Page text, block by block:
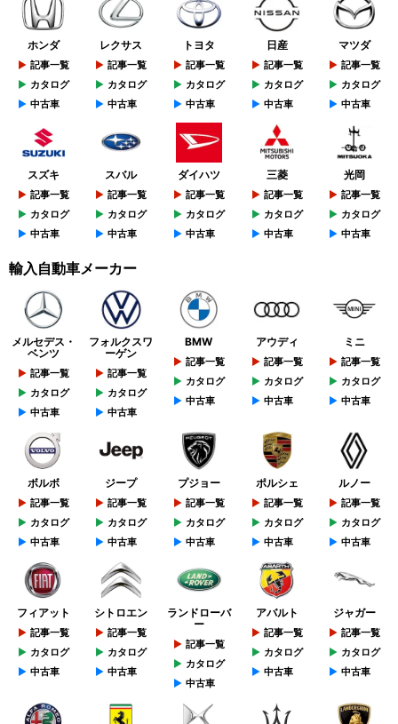
ホンダ
記事一覧
カタログ
中古車
レクサス
記事一覧
カタログ
中古車
トヨタ
記事一覧
カタログ
中古車
日産
記事一覧
カタログ
中古車
マツダ
記事一覧
カタログ
中古車
スズキ
記事一覧
カタログ
中古車
スバル
記事一覧
カタログ
中古車
ダイハツ
記事一覧
カタログ
中古車
三菱
記事一覧
カタログ
中古車
光岡
記事一覧
カタログ
中古車
輸入自動車メーカー
メルセデス・
ベンツ
記事一覧
カタログ
中古車
フォルクスワ
ーゲン
記事一覧
カタログ
中古車
BMW
記事一覧
カタログ
中古車
アウディ
記事一覧
カタログ
中古車
ミニ
記事一覧
カタログ
中古車
ボルボ
記事一覧
カタログ
中古車
ジープ
記事一覧
カタログ
中古車
プジョー
記事一覧
カタログ
中古車
ポルシェ
記事一覧
カタログ
中古車
ルノー
記事一覧
カタログ
中古車
フィアット
記事一覧
カタログ
中古車
シトロエン
記事一覧
カタログ
中古車
ランドローバ
ー
記事一覧
カタログ
中古車
アバルト
記事一覧
カタログ
中古車
ジャガー
記事一覧
カタログ
中古車